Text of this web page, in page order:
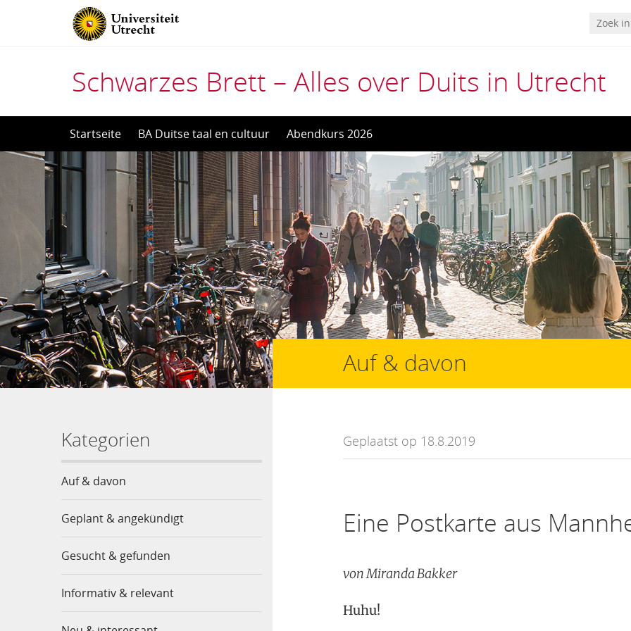
Schwarzes Brett – Alles over Duits in Utrecht
naar
Startseite BA Duitse taal en cultuur Abendkurs 2026
Kategorien
Auf & davon
Geplant & angekündigt
Gesucht & gefunden
Informativ & relevant
Auf & davon
Geplaatst op 18.8.2019
Eine Postkarte aus
von Miranda Bakker
Huhu!